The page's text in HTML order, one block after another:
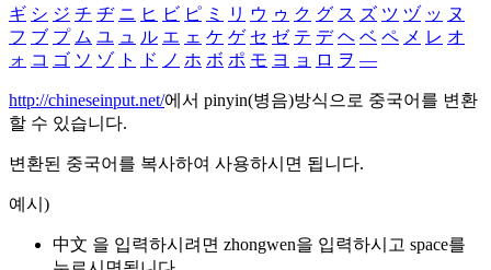
ギ シ ジ チ ヂ ニ ヒ ビ ピ ミ リ ウ ゥ ク グ ス ズ ツ ヅ ッ ヌ
フ ブ プ ム ユ ュ ル エ ェ ケ ゲ セ ゼ テ デ ヘ ベ ペ メ レ オ
ォ コ ゴ ソ ゾ ト ド ノ ホ ボ ポ モ ヨ ョ ロ ヲ ―
http://chineseinput.net/에서 pinyin(병음)방식으로 중국어를 변환
할 수 있습니다.
변환된 중국어를 복사하여 사용하시면 됩니다.
예시)
中文 을 입력하시려면 zhongwen을 입력하시고 space를